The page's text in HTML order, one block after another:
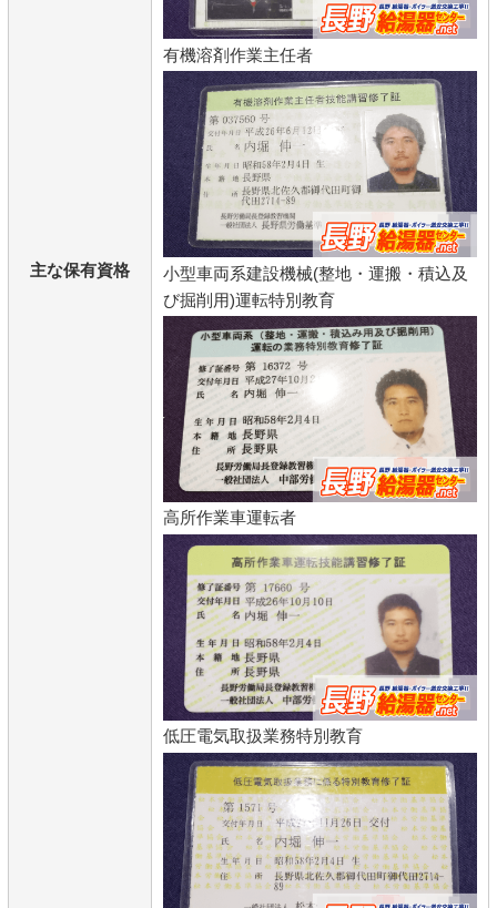
主な保有資格
有機溶剤作業主任者
小型車両系建設機械(整地・運搬・積込及
び掘削用)運転特別教育
高所作業車運転者
低圧電気取扱業務特別教育